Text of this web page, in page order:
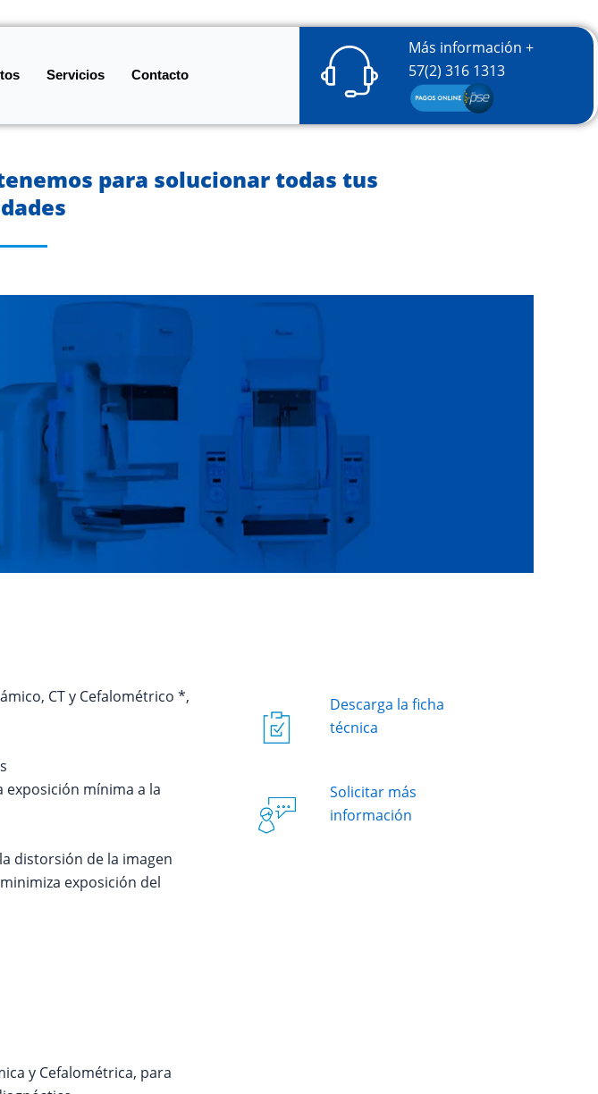
Servicios Contacto
Más información +
57(2) 316 1313
para solucionar todas tus
CT y Cefalométrico *,
exposición mínima a la
distorsión de la imagen
exposición del
Descarga la ficha
técnica
Solicitar más
información
y Cefalométrica, para